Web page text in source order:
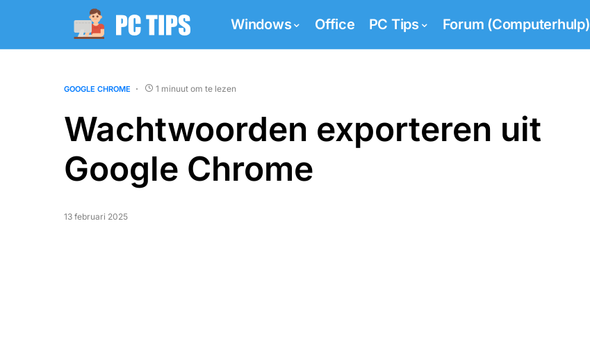
Windows Office PC Tips Forum (Computerhulp)
GOOGLE CHROME 1 minuut om te lezen
Wachtwoorden exporteren uit
Google Chrome
13 februari 2025